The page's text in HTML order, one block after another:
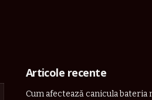
Articole recente
Cum afectează canicula